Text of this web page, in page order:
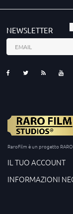
NEWSLETTER
RaroFilm è un progetto
IL TUO ACCOUNT
INFORMAZIONI